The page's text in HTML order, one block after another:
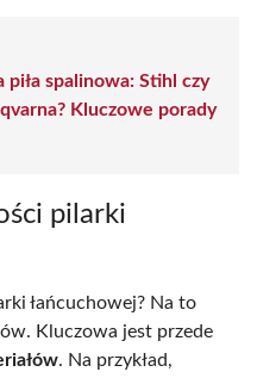
piła spalinowa: Stihl czy
Kluczowe porady
pilarki
łańcuchowej? Na to
Kluczowa jest przede
. Na przykład,